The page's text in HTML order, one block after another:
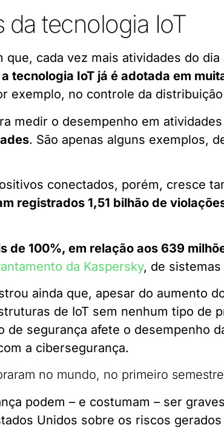
tecnologia IoT
cada vez mais atividades do
tecnologia IoT já é adotada em
exemplo, no controle da
medir o desempenho em
. São apenas alguns exemplos,
conectados, porém, cresce
registrados 1,51 bilhão de
de 100%, em relação aos 639
da Kaspersky, de
ainda que, apesar do aumento
de IoT sem nenhum tipo de
segurança afete o desempenho
a cibersegurança.
podem – e costumam – ser
Unidos sobre os riscos